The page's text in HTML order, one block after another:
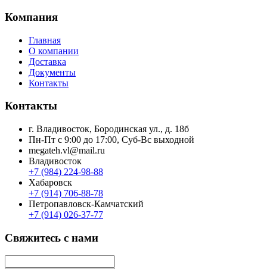
Компания
Главная
О компании
Доставка
Документы
Контакты
Контакты
г. Владивосток, Бородинская ул., д. 18б
Пн-Пт с 9:00 до 17:00, Суб-Вс выходной
megateh.vl@mail.ru
Владивосток
+7 (984) 224-98-88
Хабаровск
+7 (914) 706-88-78
Петропавловск-Камчатский
+7 (914) 026-37-77
Свяжитесь с нами